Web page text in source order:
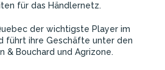
für das Händlernetz.
der wichtigste Player im
führt ihre Geschäfte unter den
& Bouchard und Agrizone.